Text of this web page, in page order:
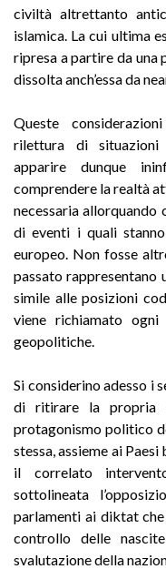
civiltà altrettanto
islamica. La cui ultima
ripresa a partire da una
dissolta anch’essa da
Queste
rilettura di situazioni
apparire dunque
comprendere la realtà
necessaria
di eventi i quali
europeo. Non fosse
passato rappresentano
simile alle posizioni
viene richiamato
geopolitiche.
Si considerino adesso i
di ritirare la propria
protagonismo politico
stessa, assieme ai
il correlato
sottolineata
parlamenti ai diktat
controllo delle
svalutazione della